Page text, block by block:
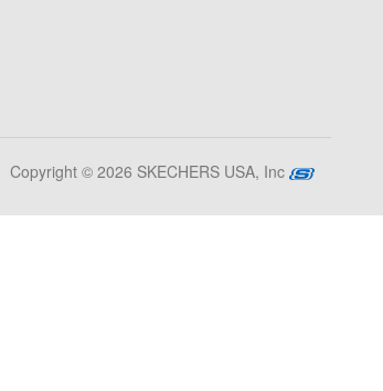
Copyright © 2026 SKECHERS USA, Inc